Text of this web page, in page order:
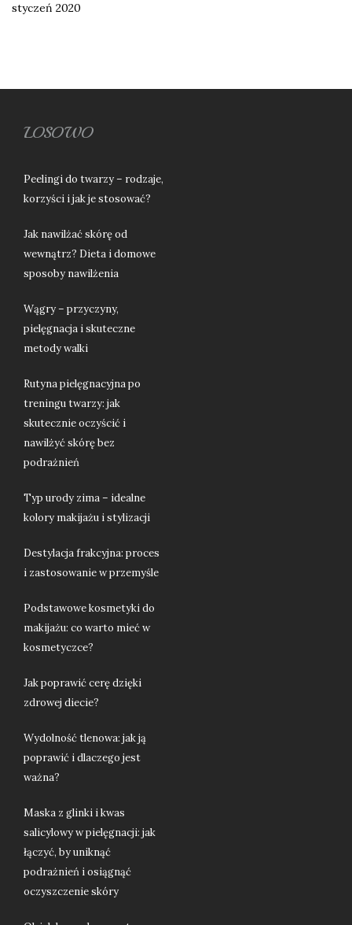
styczeń 2020
LOSOWO
Peelingi do twarzy – rodzaje,
korzyści i jak je stosować?
Jak nawilżać skórę od
wewnątrz? Dieta i domowe
sposoby nawilżenia
Wągry – przyczyny,
pielęgnacja i skuteczne
metody walki
Rutyna pielęgnacyjna po
treningu twarzy: jak
skutecznie oczyścić i
nawilżyć skórę bez
podrażnień
Typ urody zima – idealne
kolory makijażu i stylizacji
Destylacja frakcyjna: proces
i zastosowanie w przemyśle
Podstawowe kosmetyki do
makijażu: co warto mieć w
kosmetyczce?
Jak poprawić cerę dzięki
zdrowej diecie?
Wydolność tlenowa: jak ją
poprawić i dlaczego jest
ważna?
Maska z glinki i kwas
salicylowy w pielęgnacji: jak
łączyć, by uniknąć
podrażnień i osiągnąć
oczyszczenie skóry